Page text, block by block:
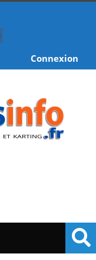
Connexion